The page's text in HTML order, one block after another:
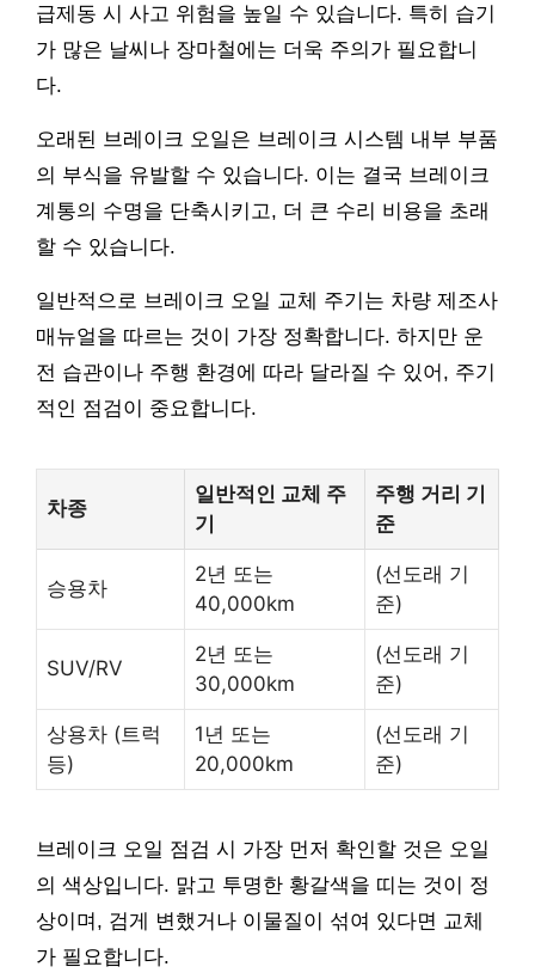
급제동 시 사고 위험을 높일 수 있습니다. 특히 습기
가 많은 날씨나 장마철에는 더욱 주의가 필요합니
다.
오래된 브레이크 오일은 브레이크 시스템 내부 부품
의 부식을 유발할 수 있습니다. 이는 결국 브레이크
계통의 수명을 단축시키고, 더 큰 수리 비용을 초래
할 수 있습니다.
일반적으로 브레이크 오일 교체 주기는 차량 제조사
매뉴얼을 따르는 것이 가장 정확합니다. 하지만 운
전 습관이나 주행 환경에 따라 달라질 수 있어, 주기
적인 점검이 중요합니다.
차종
일반적인 교체 주
기
주행 거리 기
준
승용차
2년 또는
40,000km
(선도래 기
준)
SUV/RV
2년 또는
30,000km
(선도래 기
준)
상용차 (트럭
등)
1년 또는
20,000km
(선도래 기
준)
브레이크 오일 점검 시 가장 먼저 확인할 것은 오일
의 색상입니다. 맑고 투명한 황갈색을 띠는 것이 정
상이며, 검게 변했거나 이물질이 섞여 있다면 교체
가 필요합니다.